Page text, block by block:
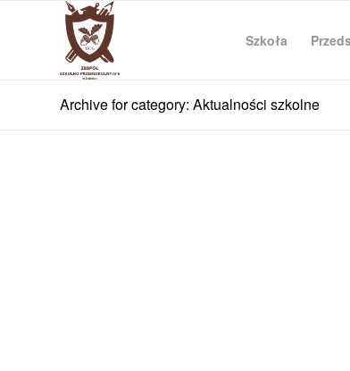
Szkoła
Archive for category: Aktualności szkolne